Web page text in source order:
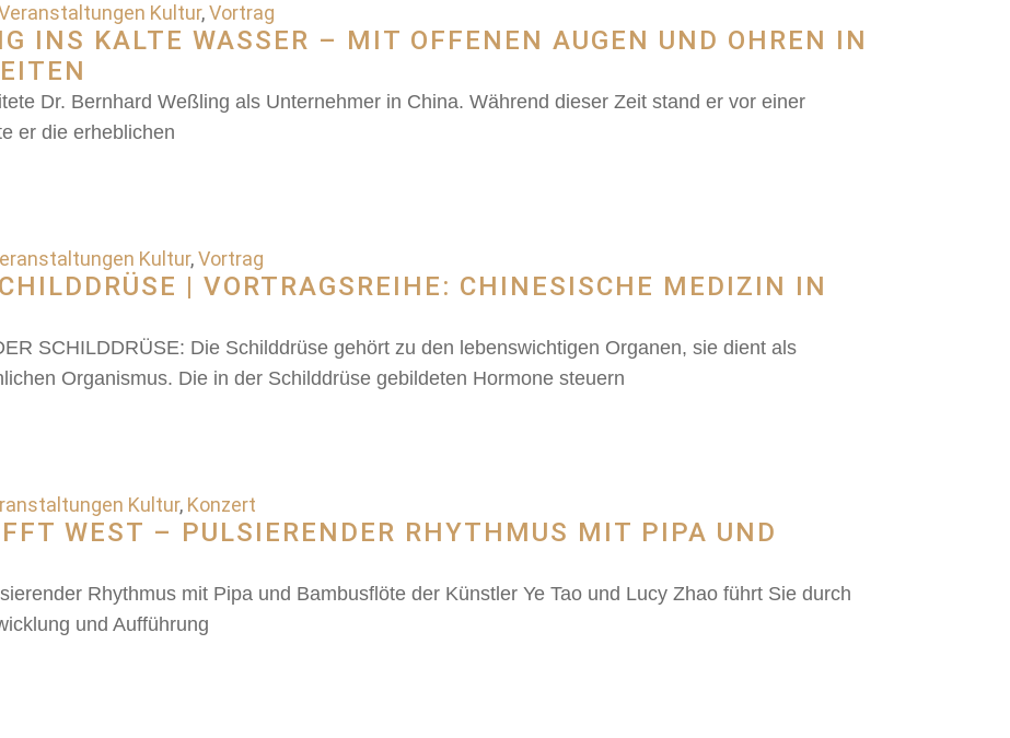
Kultur,Vortrag
INS KALTE WASSER – MIT OFFENEN AUGEN UND OHREN IN
Dr. Bernhard Weßling als Unternehmer in China. Während dieser Zeit stand er vor einer
er die erheblichen
Kultur,Vortrag
| VORTRAGSREIHE: CHINESISCHE MEDIZIN IN
SCHILDDRÜSE: Die Schilddrüse gehört zu den lebenswichtigen Organen, sie dient als
Organismus. Die in der Schilddrüse gebildeten Hormone steuern
Kultur, Konzert
WEST – PULSIERENDER RHYTHMUS MIT PIPA UND
Rhythmus mit Pipa und Bambusflöte der Künstler Ye Tao und Lucy Zhao führt Sie durch
und Aufführung